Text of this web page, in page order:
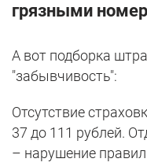
грязными
А вот подборка
"забывчивость":
Отсутствие
37 до 111 рублей.
– нарушение